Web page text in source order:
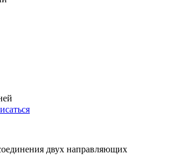
двух направляющих